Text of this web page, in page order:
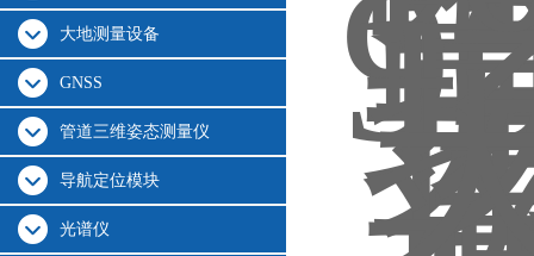
大地测量设备
GNSS
管道三维姿态测量仪
导航定位模块
光谱仪